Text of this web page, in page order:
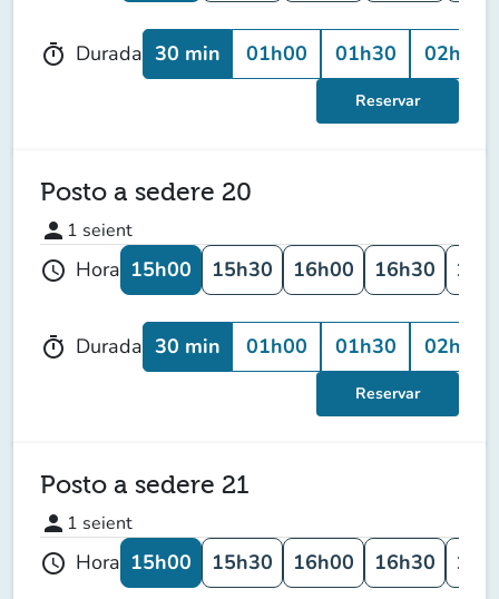
timer Durada 30 min 01h00 01h30 02h00
Reservar
Posto a sedere 20
person 1 seient
schedule Hora 15h00 15h30 16h00 16h30
timer Durada 30 min 01h00 01h30 02h00
Reservar
Posto a sedere 21
person 1 seient
schedule Hora 15h00 15h30 16h00 16h30